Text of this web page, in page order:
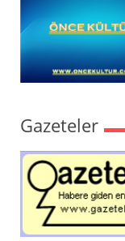
Gazeteler